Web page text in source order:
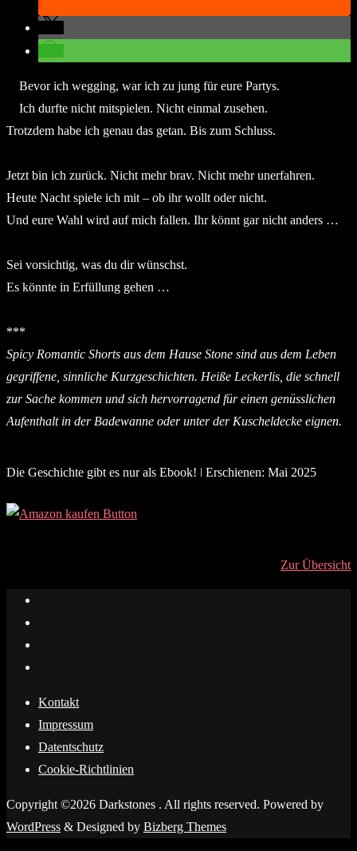
Bevor ich wegging, war ich zu jung für eure Partys.
Ich durfte nicht mitspielen. Nicht einmal zusehen.
Trotzdem habe ich genau das getan. Bis zum Schluss.
Jetzt bin ich zurück. Nicht mehr brav. Nicht mehr unerfahren.
Heute Nacht spiele ich mit – ob ihr wollt oder nicht.
Und eure Wahl wird auf mich fallen. Ihr könnt gar nicht anders …
Sei vorsichtig, was du dir wünschst.
Es könnte in Erfüllung gehen …
***
Spicy Romantic Shorts aus dem Hause Stone sind aus dem Leben
gegriffene, sinnliche Kurzgeschichten. Heiße Leckerlis, die schnell
zur Sache kommen und sich hervorragend für einen genüsslichen
Aufenthalt in der Badewanne oder unter der Kuscheldecke eignen.
Die Geschichte gibt es nur als Ebook! ǀ Erschienen: Mai 2025
Zur Übersicht
Kontakt
Impressum
Datentschutz
Cookie-Richtlinien
Copyright ©2026 Darkstones . All rights reserved. Powered by
WordPress & Designed by Bizberg Themes